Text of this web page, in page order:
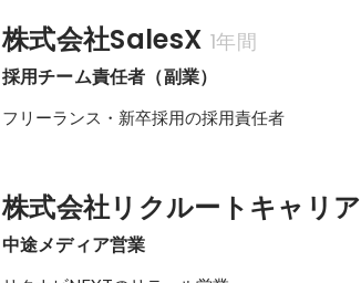
株式会社SalesX 1年間
採用チーム責任者（副業）
フリーランス・新卒採用の採用責任者
株式会社リクルートキャリア
中途メディア営業